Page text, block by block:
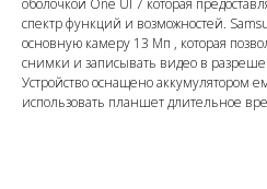
оболочкой One UI 7 которая
спектр функций и возможностей.
основную камеру 13 Мп , которая
снимки и записывать видео в
Устройство оснащено аккумулятором
использовать планшет длительное